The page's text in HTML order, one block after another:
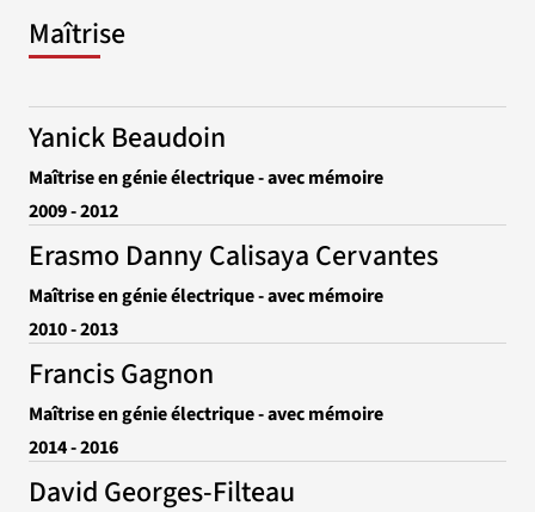
Maîtrise
Yanick Beaudoin
Maîtrise en génie électrique - avec mémoire
2009 - 2012
Erasmo Danny Calisaya Cervantes
Maîtrise en génie électrique - avec mémoire
2010 - 2013
Francis Gagnon
Maîtrise en génie électrique - avec mémoire
2014 - 2016
David Georges-Filteau